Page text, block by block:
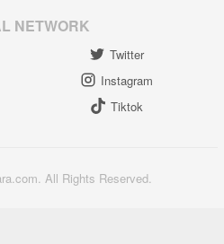
NETWORK
Twitter
Instagram
Tiktok
All Rights Reserved.